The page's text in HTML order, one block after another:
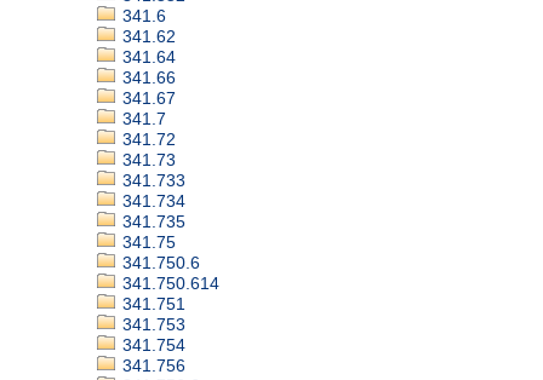
341.6
341.62
341.64
341.66
341.67
341.7
341.72
341.73
341.733
341.734
341.735
341.75
341.750.6
341.750.614
341.751
341.753
341.754
341.756